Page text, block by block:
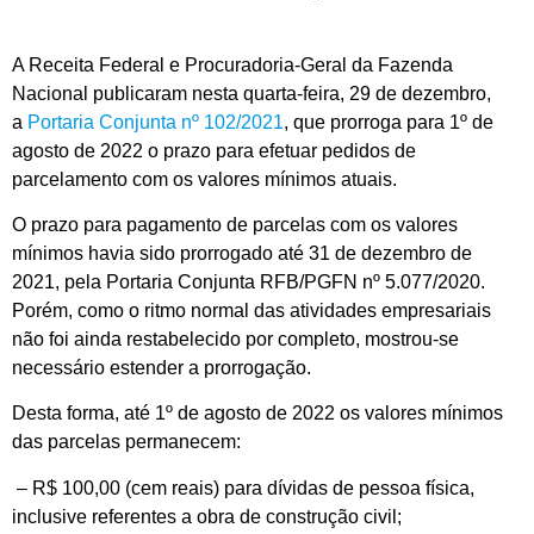
A Receita Federal e Procuradoria-Geral da Fazenda
Nacional publicaram nesta quarta-feira, 29 de dezembro,
a Portaria Conjunta nº 102/2021, que prorroga para 1º de
agosto de 2022 o prazo para efetuar pedidos de
parcelamento com os valores mínimos atuais.
O prazo para pagamento de parcelas com os valores
mínimos havia sido prorrogado até 31 de dezembro de
2021, pela Portaria Conjunta RFB/PGFN nº 5.077/2020.
Porém, como o ritmo normal das atividades empresariais
não foi ainda restabelecido por completo, mostrou-se
necessário estender a prorrogação.
Desta forma, até 1º de agosto de 2022 os valores mínimos
das parcelas permanecem:
– R$ 100,00 (cem reais) para dívidas de pessoa física,
inclusive referentes a obra de construção civil;